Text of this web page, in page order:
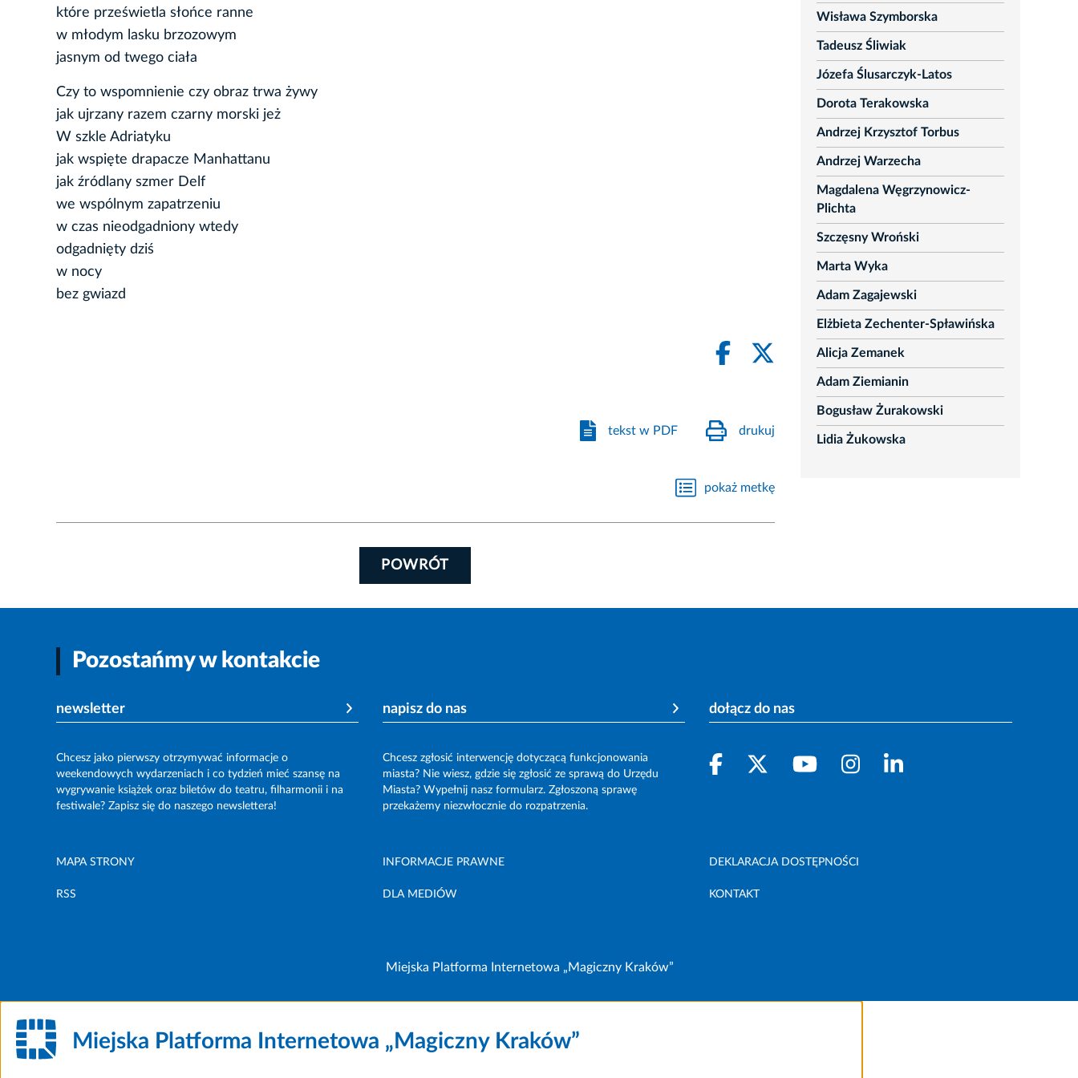
które prześwietla słońce ranne
w młodym lasku brzozowym
jasnym od twego ciała
Czy to wspomnienie czy obraz trwa żywy
jak ujrzany razem czarny morski jeż
W szkle Adriatyku
jak wspięte drapacze Manhattanu
jak źródlany szmer Delf
we wspólnym zapatrzeniu
w czas nieodgadniony wtedy
odgadnięty dziś
w nocy
bez gwiazd
tekst w PDF drukuj
pokaż metkę
POWRÓT
Wisława Szymborska
Tadeusz Śliwiak
Józefa Ślusarczyk-Latos
Dorota Terakowska
Andrzej Krzysztof Torbus
Andrzej Warzecha
Magdalena Węgrzynowicz-
Plichta
Szczęsny Wroński
Marta Wyka
Adam Zagajewski
Elżbieta Zechenter-Spławińska
Alicja Zemanek
Adam Ziemianin
Bogusław Żurakowski
Lidia Żukowska
Pozostańmy w kontakcie
newsletter
Chcesz jako pierwszy otrzymywać informacje o
weekendowych wydarzeniach i co tydzień mieć szansę na
wygrywanie książek oraz biletów do teatru, filharmonii i na
festiwale? Zapisz się do naszego newslettera!
napisz do nas
Chcesz zgłosić interwencję dotyczącą funkcjonowania
miasta? Nie wiesz, gdzie się zgłosić ze sprawą do Urzędu
Miasta? Wypełnij nasz formularz. Zgłoszoną sprawę
przekażemy niezwłocznie do rozpatrzenia.
dołącz do nas
MAPA STRONY INFORMACJE PRAWNE DEKLARACJA DOSTĘPNOŚCI
RSS DLA MEDIÓW KONTAKT
Miejska Platforma Internetowa „Magiczny Kraków”
Miejska Platforma Internetowa „Magiczny Kraków”